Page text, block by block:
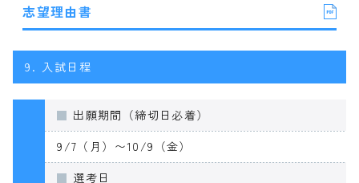
志望理由書
9. 入試日程
出願期間（締切日必着）
9/7（月）〜10/9（金）
選考日